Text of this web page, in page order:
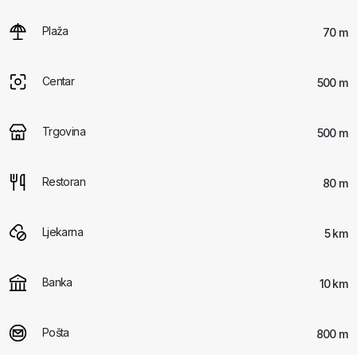
Plaža 70 m
Centar 500 m
Trgovina 500 m
Restoran 80 m
Ljekarna 5 km
Banka 10 km
Pošta 800 m